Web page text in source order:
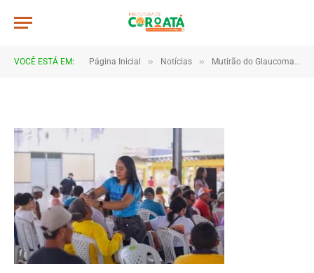
VOCÊ ESTÁ EM: Página Inicial » Notícias » Mutirão do Glaucoma reforça prevenção e cuidado com a saúde visual em Coroatá
JWR_9448